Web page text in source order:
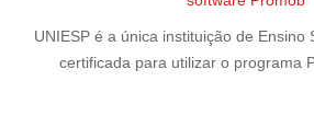
UNIESP é a única instituição de Ensino
certificada para utilizar o programa